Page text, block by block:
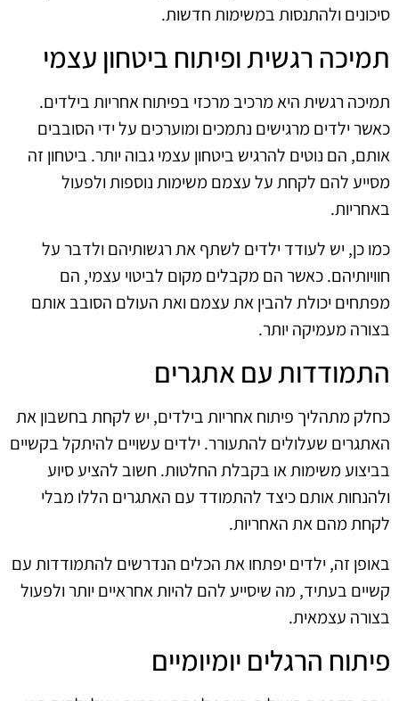
סיכונים ולהתנסות במשימות חדשות.
תמיכה רגשית ופיתוח ביטחון עצמי
תמיכה רגשית היא מרכיב מרכזי בפיתוח אחריות בילדים.
כאשר ילדים מרגישים נתמכים ומוערכים על ידי הסובבים
אותם, הם נוטים להרגיש ביטחון עצמי גבוה יותר. ביטחון זה
מסייע להם לקחת על עצמם משימות נוספות ולפעול
באחריות.
כמו כן, יש לעודד ילדים לשתף את רגשותיהם ולדבר על
חוויותיהם. כאשר הם מקבלים מקום לביטוי עצמי, הם
מפתחים יכולת להבין את עצמם ואת העולם הסובב אותם
בצורה מעמיקה יותר.
התמודדות עם אתגרים
כחלק מתהליך פיתוח אחריות בילדים, יש לקחת בחשבון את
האתגרים שעלולים להתעורר. ילדים עשויים להיתקל בקשיים
בביצוע משימות או בקבלת החלטות. חשוב להציע סיוע
ולהנחות אותם כיצד להתמודד עם האתגרים הללו מבלי
לקחת מהם את האחריות.
באופן זה, ילדים יפתחו את הכלים הנדרשים להתמודדות עם
קשיים בעתיד, מה שיסייע להם להיות אחראיים יותר ולפעול
בצורה עצמאית.
פיתוח הרגלים יומיומיים